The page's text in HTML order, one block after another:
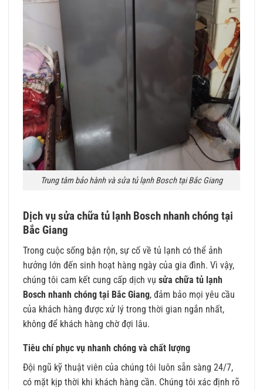
Trung tâm bảo hành và sửa tủ lạnh Bosch tại Bắc Giang
Dịch vụ sửa chữa tủ lạnh Bosch nhanh chóng tại
Bắc Giang
Trong cuộc sống bận rộn, sự cố về tủ lạnh có thể ảnh
hưởng lớn đến sinh hoạt hàng ngày của gia đình. Vì vậy,
chúng tôi cam kết cung cấp dịch vụ sửa chữa tủ lạnh
Bosch nhanh chóng tại Bắc Giang, đảm bảo mọi yêu cầu
của khách hàng được xử lý trong thời gian ngắn nhất,
không để khách hàng chờ đợi lâu.
Tiêu chí phục vụ nhanh chóng và chất lượng
Đội ngũ kỹ thuật viên của chúng tôi luôn sẵn sàng 24/7,
có mặt kịp thời khi khách hàng cần. Chúng tôi xác định rõ